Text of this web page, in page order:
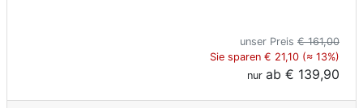
unser Preis € 161,00
Sie sparen € 21,10 (≈ 13%)
nur ab € 139,90